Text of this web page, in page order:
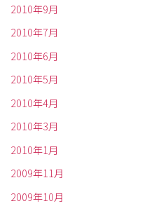
2010年9月
2010年7月
2010年6月
2010年5月
2010年4月
2010年3月
2010年1月
2009年11月
2009年10月